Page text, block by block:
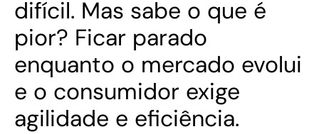
difícil. Mas sabe o que é
pior? Ficar parado
enquanto o mercado evolui
e o consumidor exige
agilidade e eficiência.